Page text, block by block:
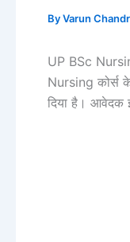
ByVarun
UP BSc
Nursing कोर्स
दिया है। आवेदक